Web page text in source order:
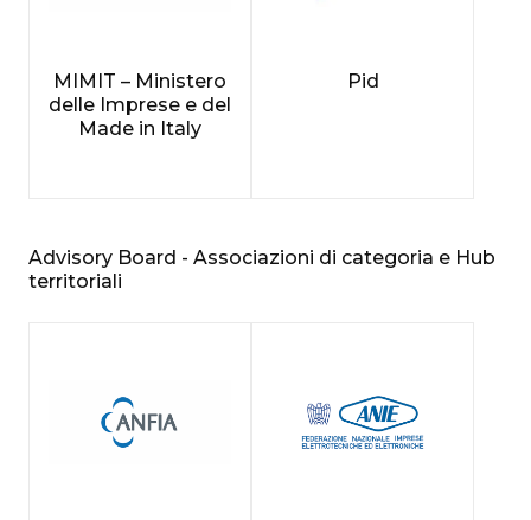
MIMIT – Ministero
delle Imprese e del
Made in Italy
Pid
Advisory Board - Associazioni di categoria e Hub
territoriali